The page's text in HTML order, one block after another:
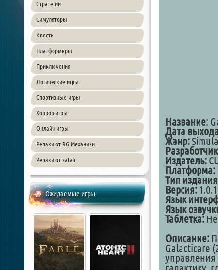
Стратегии
Симуляторы
Квесты
Платформеры
Приключения
Логические игры
Спортивные игры
Хоррор игры
Онлайн игры
Репаки от RG Механики
Репаки от xatab
Ожидаемые игры
Название:
Дата
Жанр:
Разработчик
Издатель:
Платформа:
Тип
Версия: 1.0.1
Язык
Язык
Таблетка:
Описание:
Galacticare
управления
галактику,